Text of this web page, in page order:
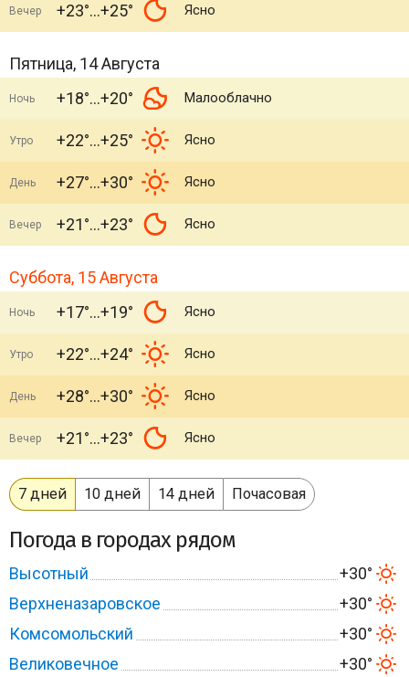
Вечер +23° +25° Ясно
Пятница, 14 Августа
Ночь +18° +20° Малооблачно
Утро +22° +25° Ясно
День +27° +30° Ясно
Вечер +21° +23° Ясно
Суббота, 15 Августа
Ночь +17° +19° Ясно
Утро +22° +24° Ясно
День +28° +30° Ясно
Вечер +21° +23° Ясно
7 дней 10 дней 14 дней Почасовая
Погода в городах рядом
Высотный
+30°
Верхненазаровское
+30°
Комсомольский
+30°
Великовечное
+30°